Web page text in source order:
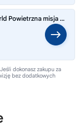
LEGO 76976 Jurassic World Powietrzna misja z kecalkoatlem i spinozaurem
dokonasz zakupu za
bez dodatkowych